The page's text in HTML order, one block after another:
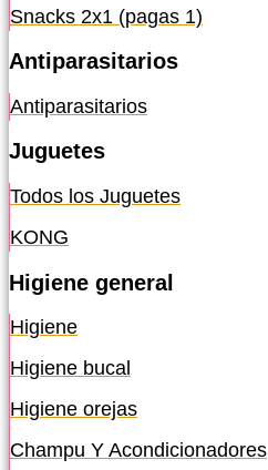
Snacks 2x1 (pagas 1)
Antiparasitarios
Antiparasitarios
Juguetes
Todos los Juguetes
KONG
Higiene general
Higiene
Higiene bucal
Higiene orejas
Champu Y Acondicionadores